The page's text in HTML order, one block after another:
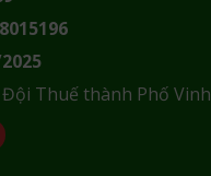
Đội Thuế thành Phố Vinh